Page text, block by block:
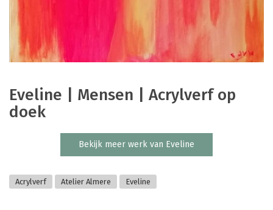
Eveline | Mensen | Acrylverf op
doek
Bekijk meer werk van Eveline
Acrylverf Atelier Almere Eveline